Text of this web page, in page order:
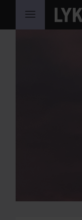
GÅ TIL INDHOLD